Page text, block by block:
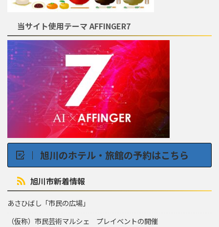
当サイト使用テーマ AFFINGER7
旭川のホテル・旅館の予約はこちら
旭川市新着情報
あさひばし「市民の広場」
（仮称）市民芸術マルシェ プレイベントの開催